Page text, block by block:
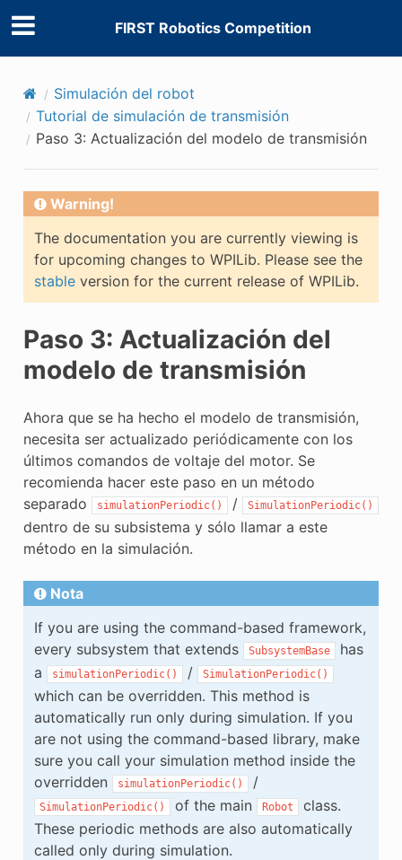
FIRST Robotics Competition
Simulación del robot
Tutorial de simulación de transmisión
Paso 3: Actualización del modelo de transmisión
Warning!
The documentation you are currently viewing is
for upcoming changes to WPILib. Please see the
stableversion for the current release of WPILib.
Paso 3: Actualización del
modelo de transmisión
Ahora que se ha hecho el modelo de transmisión,
necesita ser actualizado periódicamente con los
últimos comandos de voltaje del motor. Se
recomienda hacer este paso en un método
separado
simulationPeriodic() / SimulationPeriodic()
dentro de su subsistema y sólo llamar a este
método en la simulación.
Nota
If you are using the command-based framework,
every subsystem that extends
SubsystemBase
has
a
simulationPeriodic() / SimulationPeriodic()
which can be overridden. This method is
automatically run only during simulation. If you
are not using the command-based library, make
sure you call your simulation method inside the
overridden
simulationPeriodic() /
SimulationPeriodic() of the main Robot
class.
These periodic methods are also automatically
called only during simulation.